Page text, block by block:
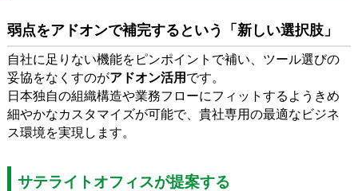
弱点をアドオンで補完するという「新しい選択肢」
自社に足りない機能をピンポイントで補い、ツール選びの
妥協をなくすのがアドオン活用 です。
日本独自の組織構造や業務フローにフィットするようきめ
細やかなカスタマイズが可能で、貴社専用の最適なビジネ
ス環境を実現します。
サテライトオフィスが提案する